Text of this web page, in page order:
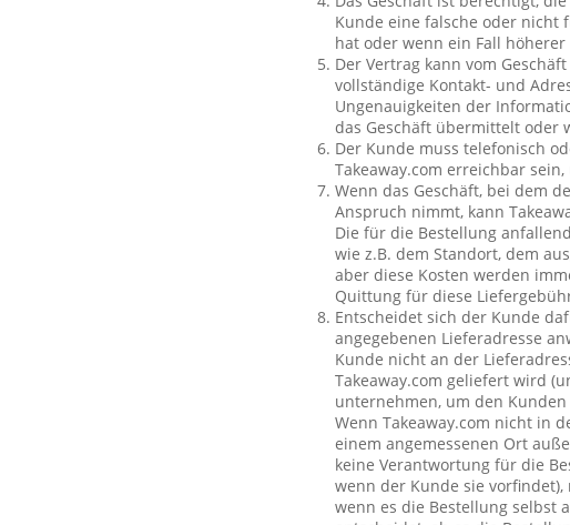
Kunde eine falsche oder nicht
hat oder wenn ein Fall höherer
Der Vertrag kann vom
vollständige Kontakt- und
Ungenauigkeiten der
das Geschäft übermittelt oder
Der Kunde muss telefonisch
Takeaway.com erreichbar
Wenn das Geschäft, bei dem
Anspruch nimmt, kann
Die für die Bestellung
wie z.B. dem Standort, dem
aber diese Kosten werden
Quittung für diese
Entscheidet sich der Kunde
angegebenen Lieferadresse
Kunde nicht an der
Takeaway.com geliefert wird
unternehmen, um den
Wenn Takeaway.com nicht in
einem angemessenen Ort
keine Verantwortung für die
wenn der Kunde sie
wenn es die Bestellung selbst